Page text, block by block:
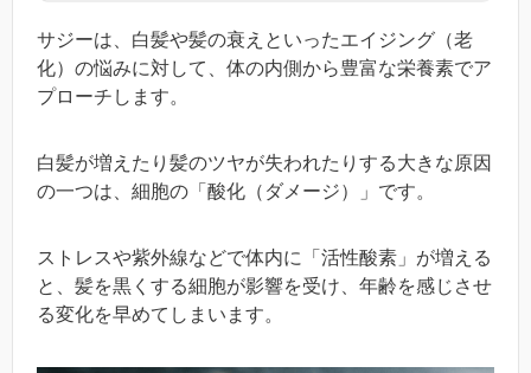
サジーは、白髪や髪の衰えといったエイジング（老
化）の悩みに対して、体の内側から豊富な栄養素でア
プローチします。
白髪が増えたり髪のツヤが失われたりする大きな原因
の一つは、細胞の「酸化（ダメージ）」です。
ストレスや紫外線などで体内に「活性酸素」が増える
と、髪を黒くする細胞が影響を受け、年齢を感じさせ
る変化を早めてしまいます。